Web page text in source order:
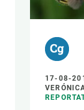
17-08-